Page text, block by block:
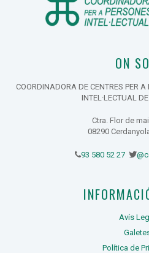
ON
COORDINADORA DE CENTRES PER
INTEL·LECTUAL
Ctra. Flor de
08290
93 580 52 27
Avís
Política de